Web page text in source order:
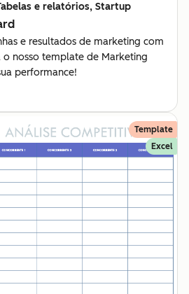
e relatórios, Startup
e resultados de marketing com
o nosso template de Marketing
performance!
Template
Excel